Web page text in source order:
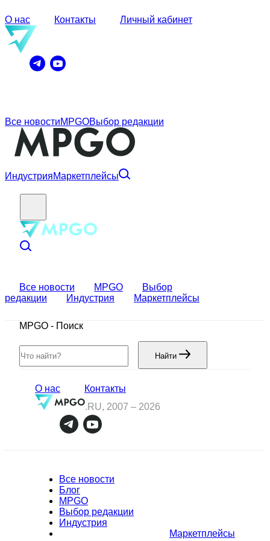
О нас Контакты Личный кабинет
Все новостиMPGOВыбор редакции
ИндустрияМаркетплейсы
Все новости MPGO
Выбор
редакции
Индустрия Маркетплейсы
MPGO - Поиск
Найти
О нас
Контакты
.RU, 2007 – 2026
Все новости
Блог
MPGO
Выбор редакции
Индустрия
Маркетплейсы